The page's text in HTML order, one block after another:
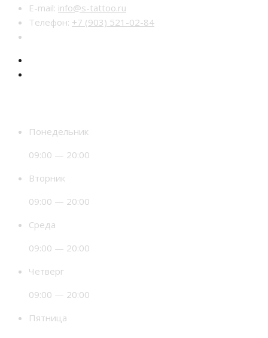
E-mail: info@s-tattoo.ru
Телефон: +7 (903) 521-02-84
Понедельник
09:00 — 20:00
Вторник
09:00 — 20:00
Среда
09:00 — 20:00
Четверг
09:00 — 20:00
Пятница